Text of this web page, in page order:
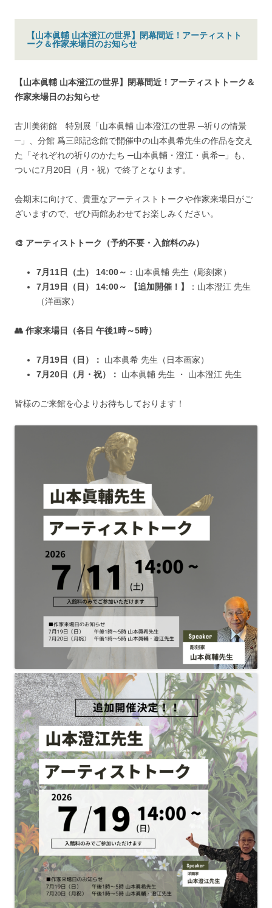
【山本眞輔 山本澄江の世界】閉幕間近！アーティストト
ーク＆作家来場日のお知らせ
【山本眞輔 山本澄江の世界】閉幕間近！アーティストトーク＆
作家来場日のお知らせ
古川美術館 特別展「山本眞輔 山本澄江の世界 ─祈りの情景
─」、分館 爲三郎記念館で開催中の山本眞希先生の作品を交え
た「それぞれの祈りのかたち ─山本眞輔・澄江・眞希─」も、
ついに7月20日（月・祝）で終了となります。
会期末に向けて、貴重なアーティストトークや作家来場日がご
ざいますので、ぜひ両館あわせてお楽しみください。
🎨 アーティストトーク（予約不要・入館料のみ）
7月11日（土） 14:00～ ：山本眞輔 先生（彫刻家）
7月19日（日） 14:00～ 【追加開催！】
：山本澄江 先生
（洋画家）
👥 作家来場日（各日 午後1時～5時）
7月19日（日）：
山本眞希 先生（日本画家）
7月20日（月・祝）：
山本眞輔 先生 ・ 山本澄江 先生
皆様のご来館を心よりお待ちしております！